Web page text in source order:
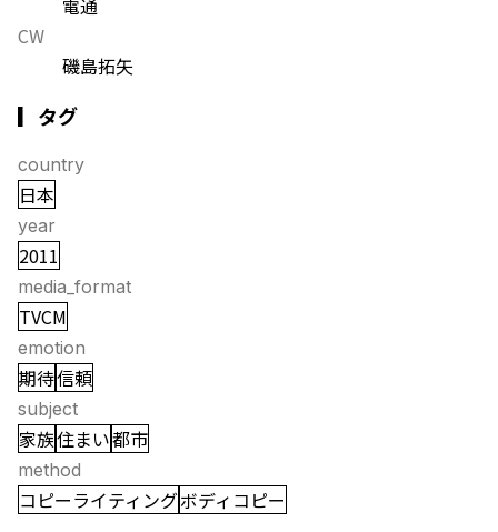
電通
CW
磯島拓矢
▎タグ
country
日本
year
2011
media_format
TVCM
emotion
期待信頼
subject
家族住まい都市
method
コピーライティングボディコピー